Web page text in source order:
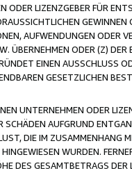
ODER LIZENZGEBER FÜR
AUFWENDUNGEN ODER
ÜBERNEHMEN ODER (Z)
EINEN AUSSCHLUSS
GESETZLICHEN
UNTERNEHMEN ODER
SCHÄDEN AUFGRUND
DIE IM ZUSAMMENHANG
WURDEN.
DES GESAMTBETRAGS